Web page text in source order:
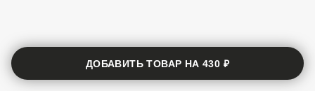
ДОБАВИТЬ ТОВАР НА430 ₽